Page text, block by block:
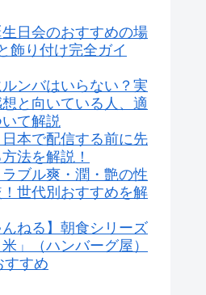
日会のおすすめの場
飾り付け完全ガイ
ンバはいらない？実
と向いている人、適
て解説
日本で配信する前に先
法を解説！
ラブル爽・潤・艶の性
世代別おすすめを解
んねる】朝食シリーズ
」（ハンバーグ屋）
すすめ